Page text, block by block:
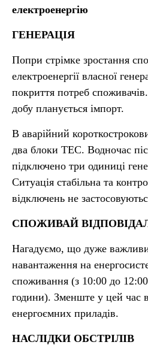
електроенергію
ГЕНЕРАЦІЯ
Попри стрімке зростання
електроенергії власної
покриття потреб
добу планується імпорт.
В аварійний
два блоки ТЕС. Водночас
підключено три одиниці
Ситуація стабільна та
відключень не
СПОЖИВАЙ
Нагадуємо, що дуже
навантаження на
споживання (з 10:00 до
години). Зменште у цей час
енергоємних приладів.
НАСЛІДКИ ОБСТРІЛІВ